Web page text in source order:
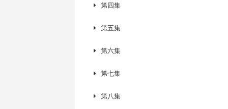
第四集
第五集
第六集
第七集
第八集